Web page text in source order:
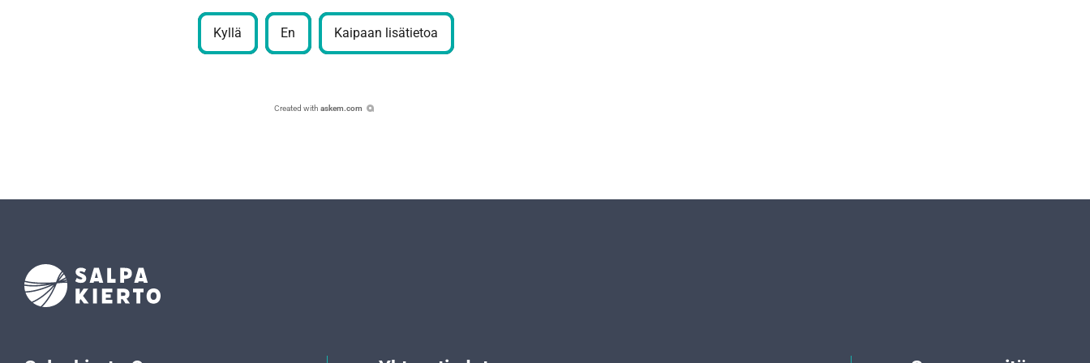
Kyllä En Kaipaan lisätietoa
Created with askem.com